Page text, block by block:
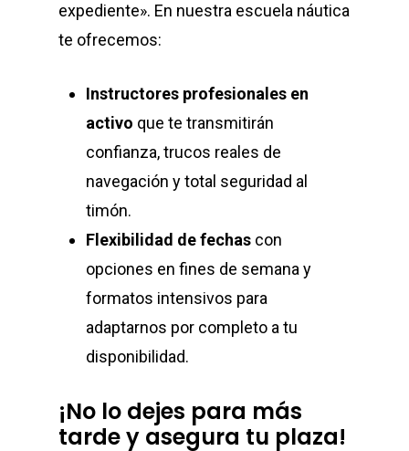
expediente». En nuestra escuela náutica
te ofrecemos:
Instructores profesionales en
activo que te transmitirán
confianza, trucos reales de
navegación y total seguridad al
timón.
Flexibilidad de fechas con
opciones en fines de semana y
formatos intensivos para
adaptarnos por completo a tu
disponibilidad.
¡No lo dejes para más
tarde y asegura tu plaza!